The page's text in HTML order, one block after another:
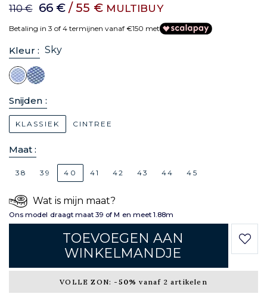
110 € 66 € / 55 € MULTIBUY
Betaling in 3 of 4 termijnen vanaf €150 met
Kleur : Sky
Snijden :
KLASSIEK CINTREE
Maat :
38 39 40 41 42 43 44 45
Wat is mijn maat?
Ons model draagt maat 39 of M en meet 1.88m
TOEVOEGEN AAN
WINKELMANDJE
VOLLE ZON: -50% vanaf 2 artikelen